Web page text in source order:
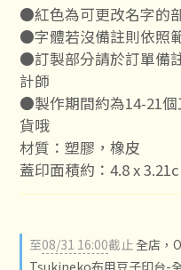
●紅色為可更改名字的
●字體若沒備註則依照
●訂製部分請於訂單備
計師
●製作期間約為14-21
貨哦
材質：塑膠，橡皮
蓋印面積約：4.8 x
至08/31 16:00截止全店，
Tsukineko布用豆子印台-全